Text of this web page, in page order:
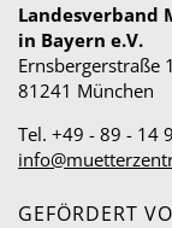
Landesverband
in Bayern e.V.
Ernsbergerstraße
81241 München
Tel. +49 - 89 - 14
GEFÖRDERT